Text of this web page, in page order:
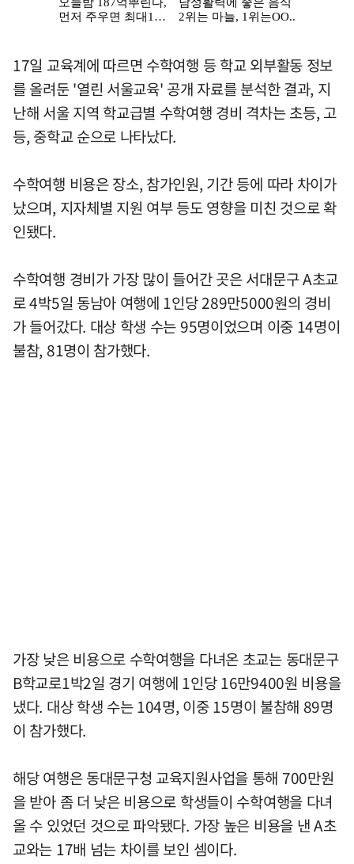
17일 교육계에 따르면 수학여행 등 학교 외부활동 정보
를 올려둔 '열린 서울교육' 공개 자료를 분석한 결과, 지
난해 서울 지역 학교급별 수학여행 경비 격차는 초등, 고
등, 중학교 순으로 나타났다.
수학여행 비용은 장소, 참가인원, 기간 등에 따라 차이가
났으며, 지자체별 지원 여부 등도 영향을 미친 것으로 확
인됐다.
수학여행 경비가 가장 많이 들어간 곳은 서대문구 A초교
로 4박5일 동남아 여행에 1인당 289만5000원의 경비
가 들어갔다. 대상 학생 수는 95명이었으며 이중 14명이
불참, 81명이 참가했다.
가장 낮은 비용으로 수학여행을 다녀온 초교는 동대문구
B학교로1박2일 경기 여행에 1인당 16만9400원 비용을
냈다. 대상 학생 수는 104명, 이중 15명이 불참해 89명
이 참가했다.
해당 여행은 동대문구청 교육지원사업을 통해 700만원
을 받아 좀 더 낮은 비용으로 학생들이 수학여행을 다녀
올 수 있었던 것으로 파악됐다. 가장 높은 비용을 낸 A초
교와는 17배 넘는 차이를 보인 셈이다.